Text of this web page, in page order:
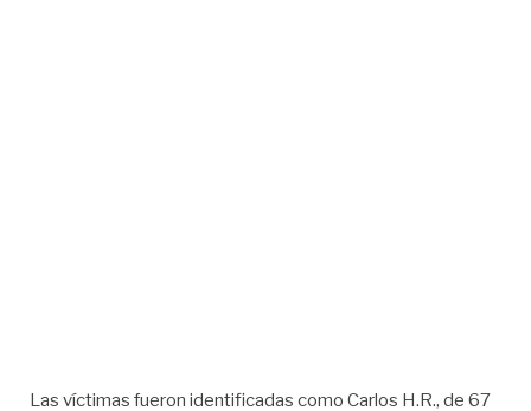
Las víctimas fueron identificadas como Carlos H.R., de 67